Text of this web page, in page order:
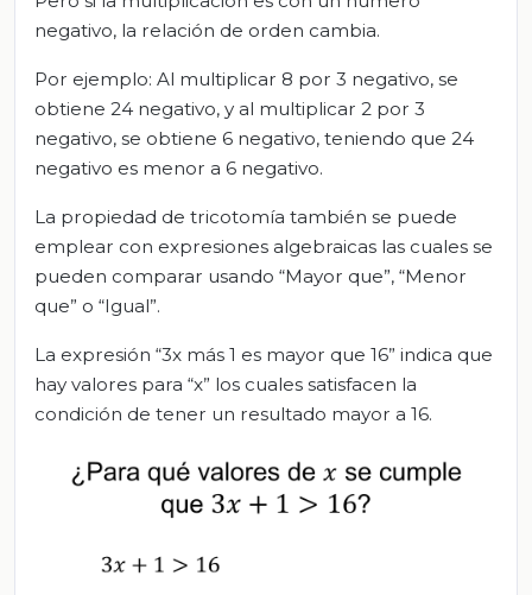
negativo, la relación de orden cambia.
Por ejemplo: Al multiplicar 8 por 3 negativo, se
obtiene 24 negativo, y al multiplicar 2 por 3
negativo, se obtiene 6 negativo, teniendo que 24
negativo es menor a 6 negativo.
La propiedad de tricotomía también se puede
emplear con expresiones algebraicas las cuales se
pueden comparar usando “Mayor que”, “Menor
que” o “Igual”.
La expresión “3x más 1 es mayor que 16” indica que
hay valores para “x” los cuales satisfacen la
condición de tener un resultado mayor a 16.